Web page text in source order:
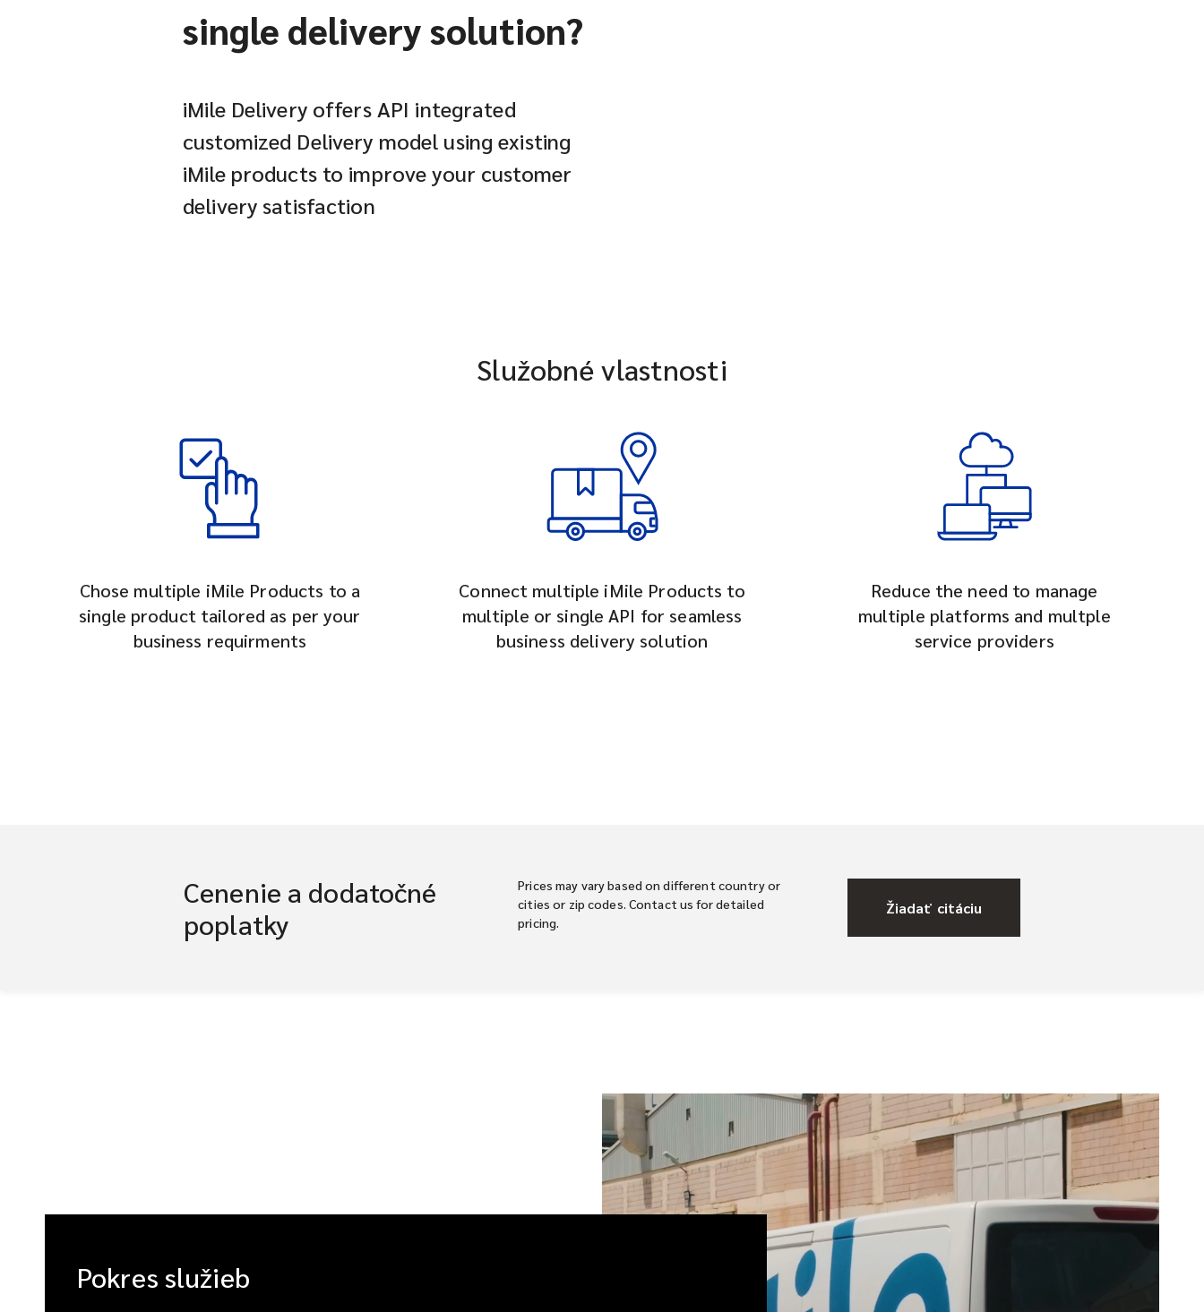
single delivery solution?
iMile Delivery offers API integrated
customized Delivery model using existing
iMile products to improve your customer
delivery satisfaction
Služobné vlastnosti
Chose multiple iMile Products to a
single product tailored as per your
business requirments
Connect multiple iMile Products to
multiple or single API for seamless
business delivery solution
Reduce the need to manage
multiple platforms and multple
service providers
Cenenie a dodatočné
poplatky
Prices may vary based on different country or
cities or zip codes. Contact us for detailed
pricing.
Žiadať citáciu
Pokres služieb